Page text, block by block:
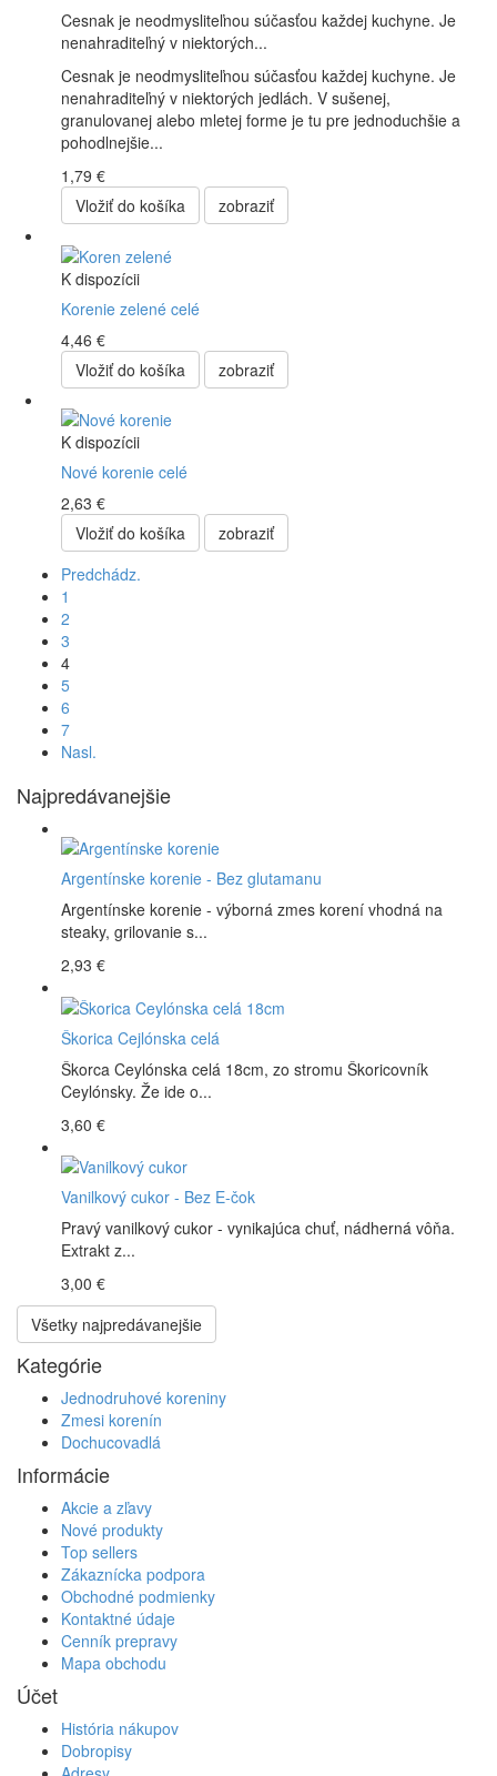
Cesnak je neodmysliteľnou súčasťou každej kuchyne. Je
nenahraditeľný v niektorých...
Cesnak je neodmysliteľnou súčasťou každej kuchyne. Je
nenahraditeľný v niektorých jedlách. V sušenej,
granulovanej alebo mletej forme je tu pre jednoduchšie a
pohodlnejšie...
1,79 €
Vložiť do košíka
zobraziť
K dispozícii
Korenie zelené celé
4,46 €
Vložiť do košíka
zobraziť
K dispozícii
Nové korenie celé
2,63 €
Vložiť do košíka
zobraziť
Predchádz.
1
2
3
4
5
6
7
Nasl.
Najpredávanejšie
Argentínske korenie - Bez glutamanu
Argentínske korenie - výborná zmes korení vhodná na
steaky, grilovanie s...
2,93 €
Škorica Cejlónska celá
Škorca Ceylónska celá 18cm, zo stromu Škoricovník
Ceylónsky. Že ide o...
3,60 €
Vanilkový cukor - Bez E-čok
Pravý vanilkový cukor - vynikajúca chuť, nádherná vôňa.
Extrakt z...
3,00 €
Všetky najpredávanejšie
Kategórie
Jednodruhové koreniny
Zmesi korenín
Dochucovadlá
Informácie
Akcie a zľavy
Nové produkty
Top sellers
Zákaznícka podpora
Obchodné podmienky
Kontaktné údaje
Cenník prepravy
Mapa obchodu
Účet
História nákupov
Dobropisy